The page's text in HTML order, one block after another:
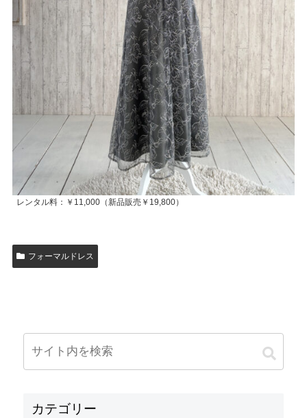
レンタル料：￥11,000（新品販売￥19,800）
フォーマルドレス
カテゴリー